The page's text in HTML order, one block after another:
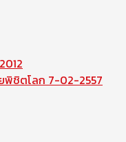
พิชิตโลก 7-02-2557